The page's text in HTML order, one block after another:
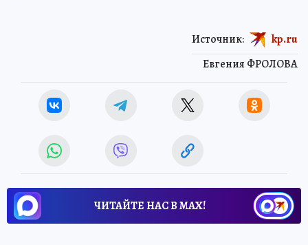
Евгения ФРОЛОВА
Источник: kp.ru
ЧИТАЙТЕ НАС В МАХ!